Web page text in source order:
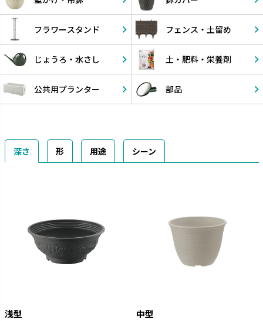
フラワースタンド フェンス・ 土留め
じょうろ・ 水さし 土・肥料・ 栄養剤
公共用プランター 部品
深さ 形 用途 シーン
浅型 中型